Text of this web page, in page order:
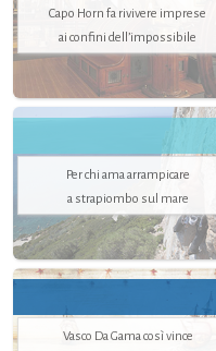
Capo Horn fa rivivere imprese
ai confini dell’impossibile
Per chi ama arrampicare
a strapiombo sul mare
Vasco Da Gama così vince